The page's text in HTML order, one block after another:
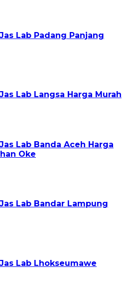
Lab Padang Panjang
Lab Langsa Harga Murah
Lab Banda Aceh Harga
Oke
Lab Bandar Lampung
Lab Lhokseumawe